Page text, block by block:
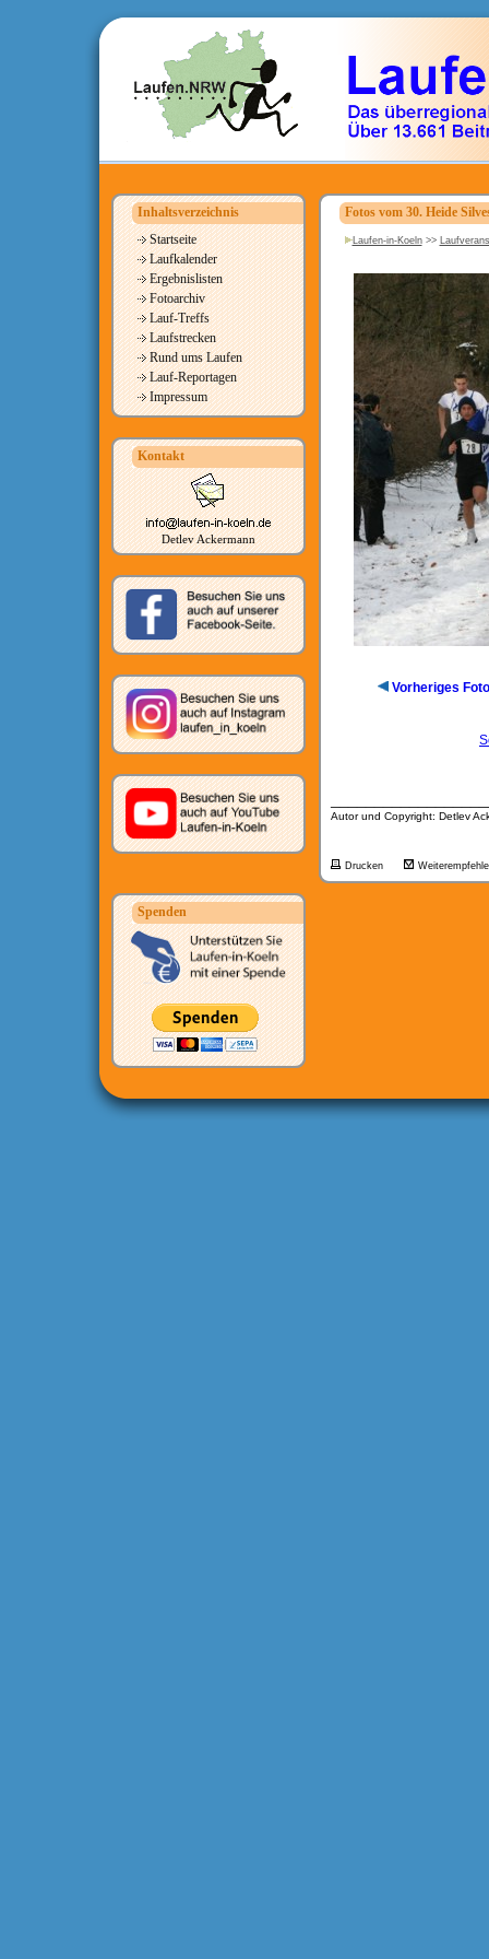
Inhaltsverzeichnis
Startseite
Laufkalender
Ergebnislisten
Fotoarchiv
Lauf-Treffs
Laufstrecken
Rund ums Laufen
Lauf-Reportagen
Impressum
Kontakt
Detlev Ackermann
Spenden
Fotos vom 30. Heide
Laufen-in-Koeln>>
Vorheriges Foto
Autor und Copyright: Detlev
Drucken